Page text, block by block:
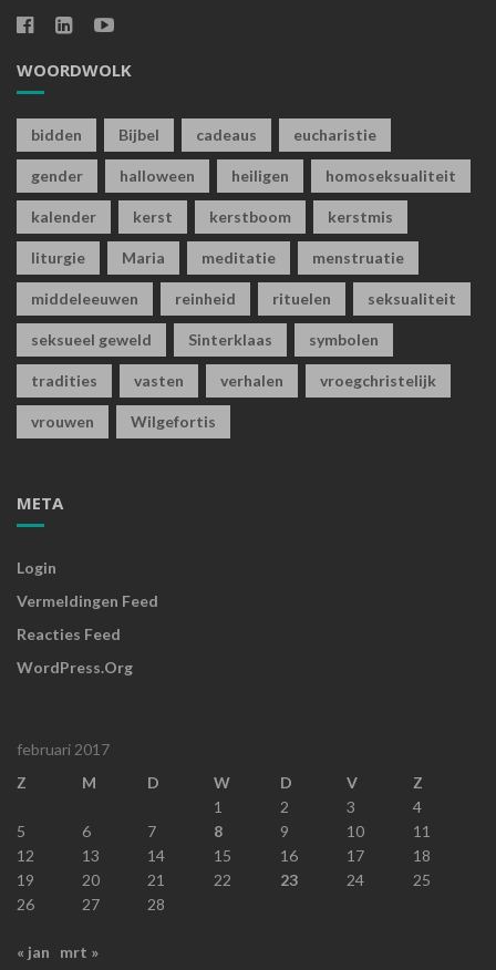
WOORDWOLK
bidden Bijbel cadeaus eucharistie
gender halloween heiligen homoseksualiteit
kalender kerst kerstboom kerstmis
liturgie Maria meditatie menstruatie
middeleeuwen reinheid rituelen seksualiteit
seksueel geweld Sinterklaas symbolen
tradities vasten verhalen vroegchristelijk
vrouwen Wilgefortis
META
Login
Vermeldingen Feed
Reacties Feed
WordPress.org
februari 2017
Z
M D W D V
Z
1
2 3
4
5
6 7 8 9 10
11
12
13 14 15 16 17
18
19
20 21 22 23 24
25
26
27 28
« jan mrt »